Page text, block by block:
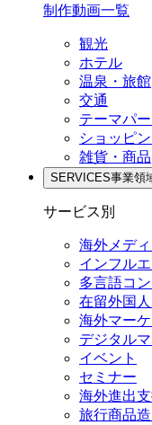
制作動画一覧
観光
ホテル
温泉・旅館
交通
テーマパ
ショッピ
雑貨・商品
SERVICES事業領
サービス別
海外メデ
インフル
多言語コ
在留外国
海外マー
デジタル
イベント
セミナー
海外進出
旅行商品